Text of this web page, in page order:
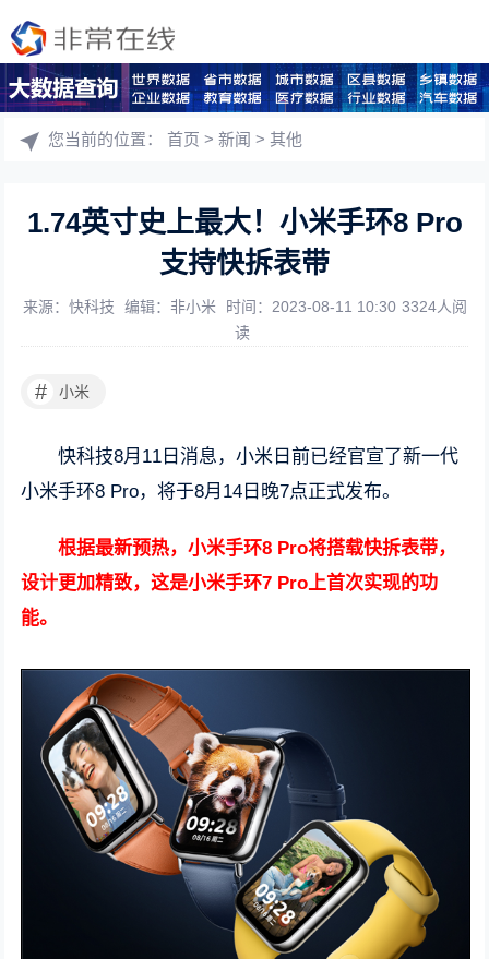
您当前的位置：首页 >新闻 >其他
1.74英寸史上最大！小米手环8 Pro
支持快拆表带
来源：快科技 编辑：非小米 时间：2023-08-11 10:30 3324人阅
读
# 小米
快科技8月11日消息，小米日前已经官宣了新一代
小米手环8 Pro，将于8月14日晚7点正式发布。
根据最新预热，小米手环8 Pro将搭载快拆表带，
设计更加精致，这是小米手环7 Pro上首次实现的功
能。